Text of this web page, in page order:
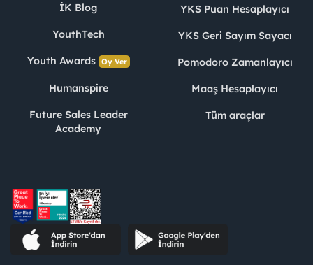
İK Blog
YouthTech
Youth Awards Oy Ver
Humanspire
Future Sales Leader
Academy
YKS Puan Hesaplayıcı
YKS Geri Sayım Sayacı
Pomodoro Zamanlayıcı
Maaş Hesaplayıcı
Tüm araçlar